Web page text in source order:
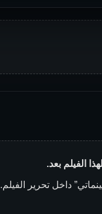
الفيلم بعد.
داخل تحرير الفيلم.